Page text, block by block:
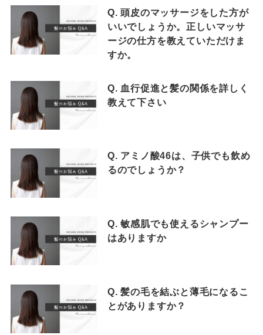
Q. 頭皮のマッサージをした方が
いいでしょうか。正しいマッサ
ージの仕方を教えていただけま
すか。
Q. 血行促進と髪の関係を詳しく
教えて下さい
Q. アミノ酸46は、子供でも飲め
るのでしょうか？
Q. 敏感肌でも使えるシャンプー
はありますか
Q. 髪の毛を結ぶと薄毛になるこ
とがありますか？